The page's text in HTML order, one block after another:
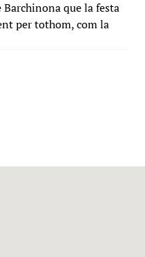
que la festa
per tothom, com la